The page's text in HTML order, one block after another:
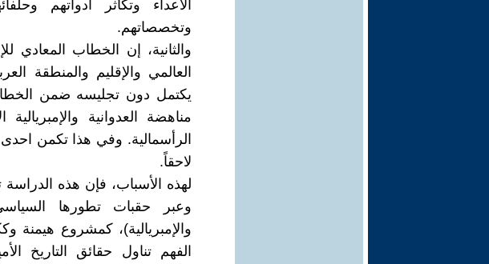
الأعداء وتكاثر أدواتهم
وتخصصاتهم.
والثانية، إن الخطاب المعادي
العالمي والإقليم والمنطقة
يكتمل دون تجليسه ضمن
مناهضة العدوانية
الرأسمالية. وفي هذا تكمن
لاحقاً.
لهذه الأسباب، فإن هذه الدراسة
وعبر حقبات تطورها
والإمبريالية)، كمشروع هيمنة
الفهم تناول حقائق التاريخ